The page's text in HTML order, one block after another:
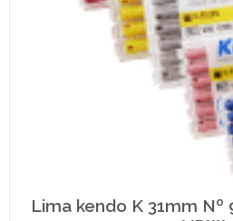
Lima kendo K 31mm